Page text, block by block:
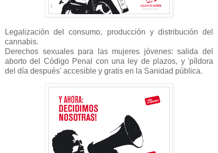
Legalización del consumo, producción y distribución del
cannabis.
Derechos sexuales para las mujeres jóvenes: salida del
aborto del Código Penal con una ley de plazos, y 'píldora
del día después' accesible y gratis en la Sanidad pública.